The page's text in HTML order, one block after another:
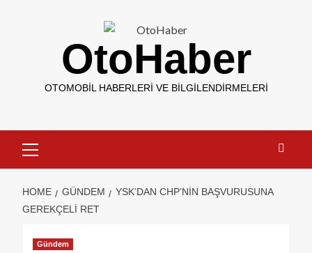
OtoHaber
OTOMOBIL HABERLERI VE BILGILENDIRMELERI
HOME GÜNDEM
YSK’DAN CHP’NIN BAŞVURUSUNA
GEREKÇELI RET
Gündem